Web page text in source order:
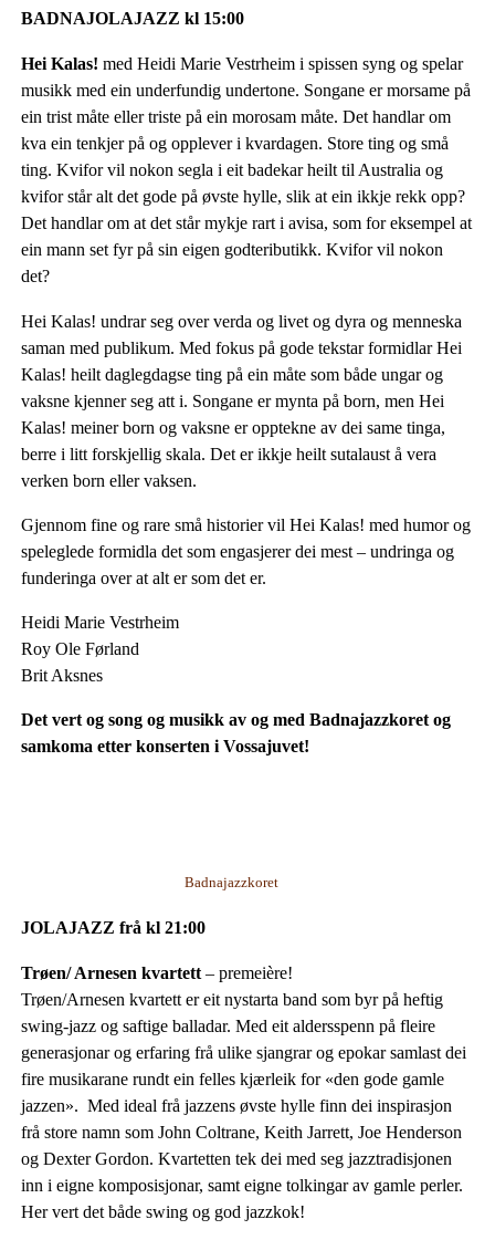
BADNAJOLAJAZZ kl 15:00
Hei Kalas! med Heidi Marie Vestrheim i spissen syng og spelar
musikk med ein underfundig undertone. Songane er morsame på
ein trist måte eller triste på ein morosam måte. Det handlar om
kva ein tenkjer på og opplever i kvardagen. Store ting og små
ting. Kvifor vil nokon segla i eit badekar heilt til Australia og
kvifor står alt det gode på øvste hylle, slik at ein ikkje rekk opp?
Det handlar om at det står mykje rart i avisa, som for eksempel at
ein mann set fyr på sin eigen godteributikk. Kvifor vil nokon
det?
Hei Kalas! undrar seg over verda og livet og dyra og menneska
saman med publikum. Med fokus på gode tekstar formidlar Hei
Kalas! heilt daglegdagse ting på ein måte som både ungar og
vaksne kjenner seg att i. Songane er mynta på born, men Hei
Kalas! meiner born og vaksne er opptekne av dei same tinga,
berre i litt forskjellig skala. Det er ikkje heilt sutalaust å vera
verken born eller vaksen.
Gjennom fine og rare små historier vil Hei Kalas! med humor og
speleglede formidla det som engasjerer dei mest – undringa og
funderinga over at alt er som det er.
Heidi Marie Vestrheim
Roy Ole Førland
Brit Aksnes
Det vert og song og musikk av og med Badnajazzkoret og
samkoma etter konserten i Vossajuvet!
Badnajazzkoret
JOLAJAZZ frå kl 21:00
Trøen/ Arnesen kvartett– premeière!
Trøen/Arnesen kvartett er eit nystarta band som byr på heftig
swing-jazz og saftige balladar. Med eit aldersspenn på fleire
generasjonar og erfaring frå ulike sjangrar og epokar samlast dei
fire musikarane rundt ein felles kjærleik for «den gode gamle
jazzen». Med ideal frå jazzens øvste hylle finn dei inspirasjon
frå store namn som John Coltrane, Keith Jarrett, Joe Henderson
og Dexter Gordon. Kvartetten tek dei med seg jazztradisjonen
inn i eigne komposisjonar, samt eigne tolkingar av gamle perler.
Her vert det både swing og god jazzkok!